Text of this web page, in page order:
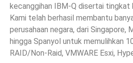
kecanggihan IBM-Q disertai tingkat
Kami telah berhasil membantu
perusahaan negara, dari Singapore,
hingga Spanyol untuk memulihkan
RAID/Non-Raid, VMWARE Esxi,